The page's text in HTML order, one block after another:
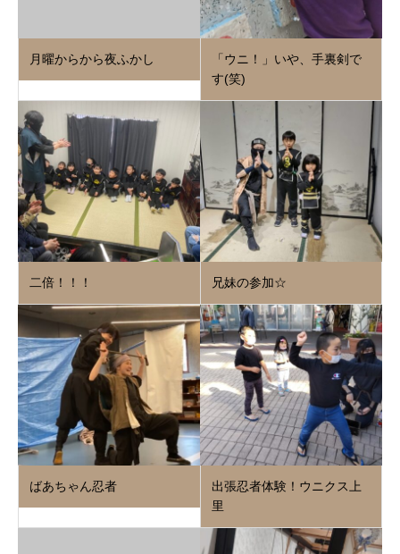
月曜からから夜ふかし
「ウニ！」いや、手裏剣で
す(笑)
二倍！！！ 兄妹の参加☆
ばあちゃん忍者
出張忍者体験！ウニクス上
里